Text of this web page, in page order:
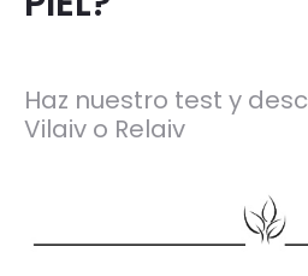
Haz nuestro test y
Vilaiv o Relaiv